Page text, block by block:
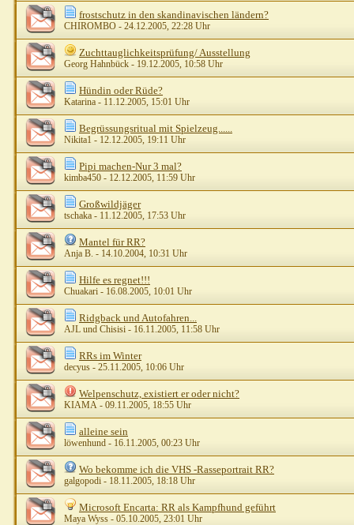
frostschutz in den skandinavischen ländern?
CHIROMBO - 24.12.2005, 22:28 Uhr
Zuchttauglichkeitsprüfung/ Ausstellung
Georg Hahnbück - 19.12.2005, 10:58 Uhr
Hündin oder Rüde?
Katarina - 11.12.2005, 15:01 Uhr
Begrüssungsritual mit Spielzeug......
Nikita1 - 12.12.2005, 19:11 Uhr
Pipi machen-Nur 3 mal?
kimba450 - 12.12.2005, 11:59 Uhr
Großwildjäger
tschaka - 11.12.2005, 17:53 Uhr
Mantel für RR?
Anja B. - 14.10.2004, 10:31 Uhr
Hilfe es regnet!!!
Chuakari - 16.08.2005, 10:01 Uhr
Ridgback und Autofahren...
AJL und Chisisi - 16.11.2005, 11:58 Uhr
RRs im Winter
decyus - 25.11.2005, 10:06 Uhr
Welpenschutz, existiert er oder nicht?
KIAMA - 09.11.2005, 18:55 Uhr
alleine sein
löwenhund - 16.11.2005, 00:23 Uhr
Wo bekomme ich die VHS -Rasseportrait RR?
galgopodi - 18.11.2005, 18:18 Uhr
Microsoft Encarta: RR als Kampfhund geführt
Maya Wyss - 05.10.2005, 23:01 Uhr